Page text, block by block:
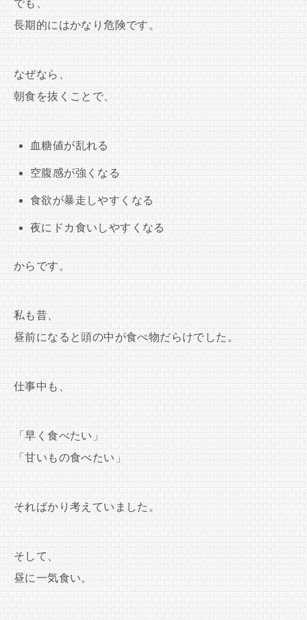
でも、
長期的にはかなり危険です。
なぜなら、
朝食を抜くことで、
血糖値が乱れる
空腹感が強くなる
食欲が暴走しやすくなる
夜にドカ食いしやすくなる
からです。
私も昔、
昼前になると頭の中が食べ物だらけでした。
仕事中も、
「早く食べたい」
「甘いもの食べたい」
そればかり考えていました。
そして、
昼に一気食い。